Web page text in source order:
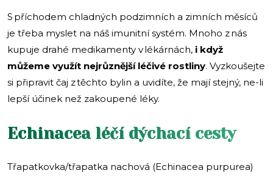
S příchodem chladných podzimních a zimních měsíců
je třeba myslet na náš imunitní systém. Mnoho z nás
kupuje drahé medikamenty v lékárnách, i když
můžeme využít nejrůznější léčivé rostliny. Vyzkoušejte
si připravit čaj z těchto bylin a uvidíte, že mají stejný, ne-li
lepší účinek než zakoupené léky.
Echinacea léčí dýchací cesty
Třapatkovka/třapatka nachová (Echinacea purpurea)